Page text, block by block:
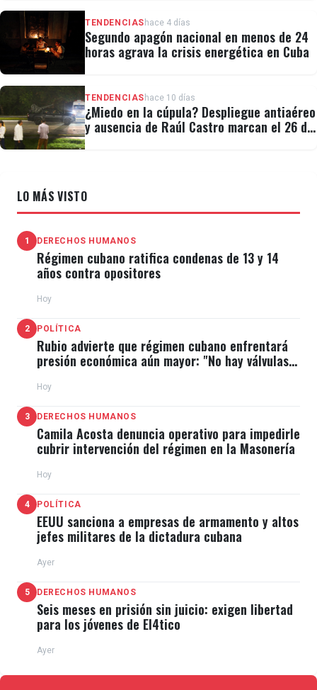
TENDENCIAS hace 4 días
Segundo apagón nacional en menos de 24
horas agrava la crisis energética en Cuba
TENDENCIAS hace 10 días
¿Miedo en la cúpula? Despliegue antiaéreo
y ausencia de Raúl Castro marcan el 26 de
LO MÁS VISTO
1 DERECHOS HUMANOS
Régimen cubano ratifica condenas de 13 y 14
años contra opositores
Hoy
2 POLÍTICA
Rubio advierte que régimen cubano enfrentará
presión económica aún mayor: "No hay válvulas
Hoy
3 DERECHOS HUMANOS
Camila Acosta denuncia operativo para impedirle
cubrir intervención del régimen en la Masonería
Hoy
4 POLÍTICA
EEUU sanciona a empresas de armamento y altos
jefes militares de la dictadura cubana
Ayer
5 DERECHOS HUMANOS
Seis meses en prisión sin juicio: exigen libertad
para los jóvenes de El4tico
Ayer